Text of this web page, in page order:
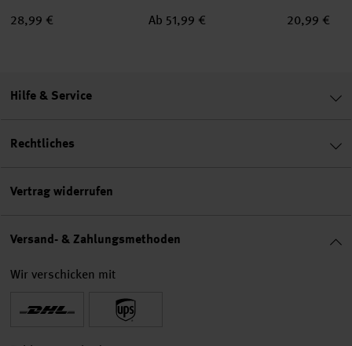
28,99 € Ab 51,99 € 20,99 €
Hilfe & Service
Rechtliches
Vertrag widerrufen
Versand- & Zahlungsmethoden
Wir verschicken mit